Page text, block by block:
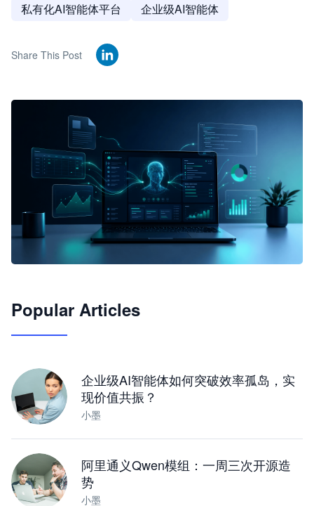
私有化AI智能体平台
企业级AI智能体
Share This Post
JimoClaw 桌面 AI Agent 工作台
Popular Articles
企业级AI智能体如何突破效率孤岛，实
现价值共振？
小墨
阿里通义Qwen模组：一周三次开源造
势
小墨